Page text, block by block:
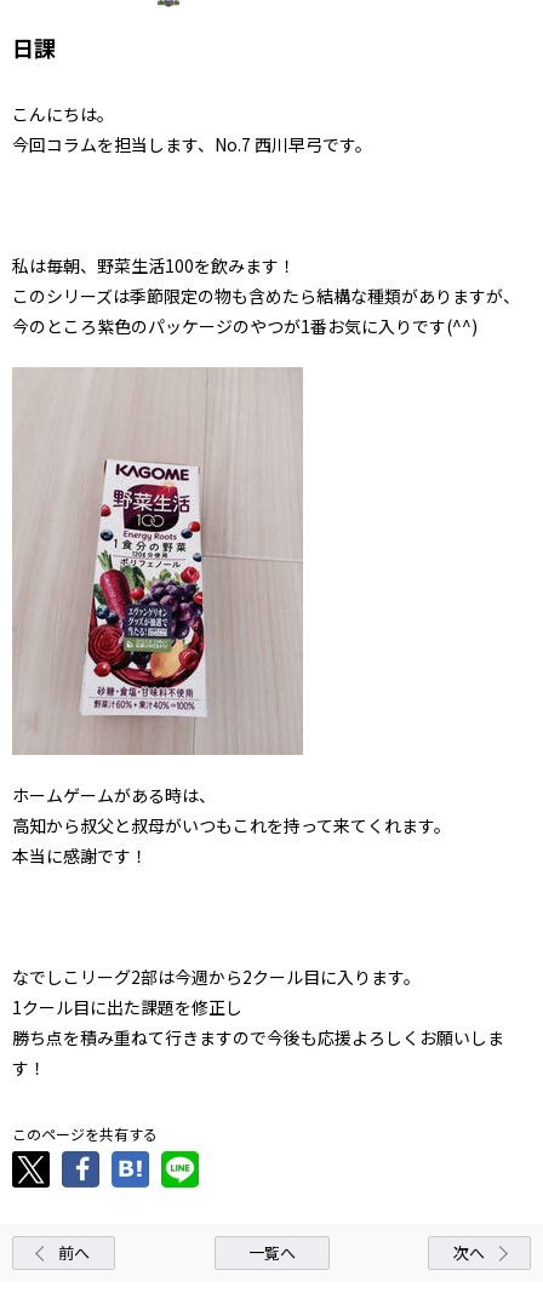
日課
こんにちは。
今回コラムを担当します、No.7 西川早弓です。
私は毎朝、野菜生活100を飲みます！
このシリーズは季節限定の物も含めたら結構な種類がありますが、
今のところ紫色のパッケージのやつが1番お気に入りです(^^)
ホームゲームがある時は、
高知から叔父と叔母がいつもこれを持って来てくれます。
本当に感謝です！
なでしこリーグ2部は今週から2クール目に入ります。
1クール目に出た課題を修正し
勝ち点を積み重ねて行きますので今後も応援よろしくお願いしま
す！
このページを共有する
前へ 一覧へ 次へ